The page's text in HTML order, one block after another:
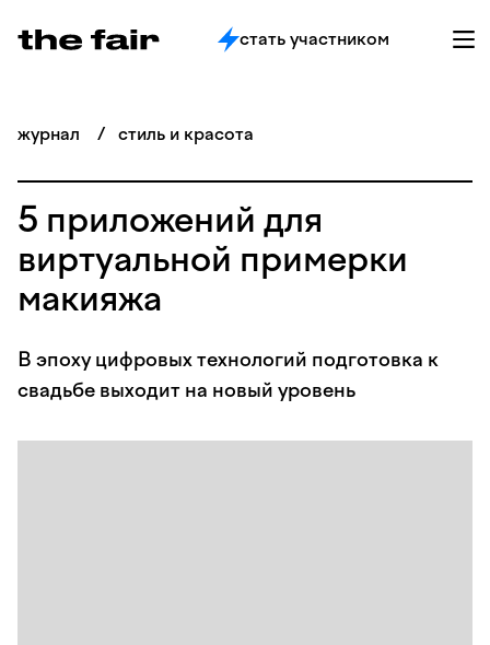
стать участником
журнал / стиль и красота
5 приложений для
виртуальной примерки
макияжа
В эпоху цифровых технологий подготовка к
свадьбе выходит на новый уровень